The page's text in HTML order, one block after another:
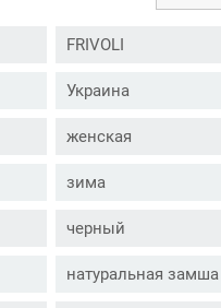
FRIVOLI
Украина
женская
зима
черный
натуральная замша